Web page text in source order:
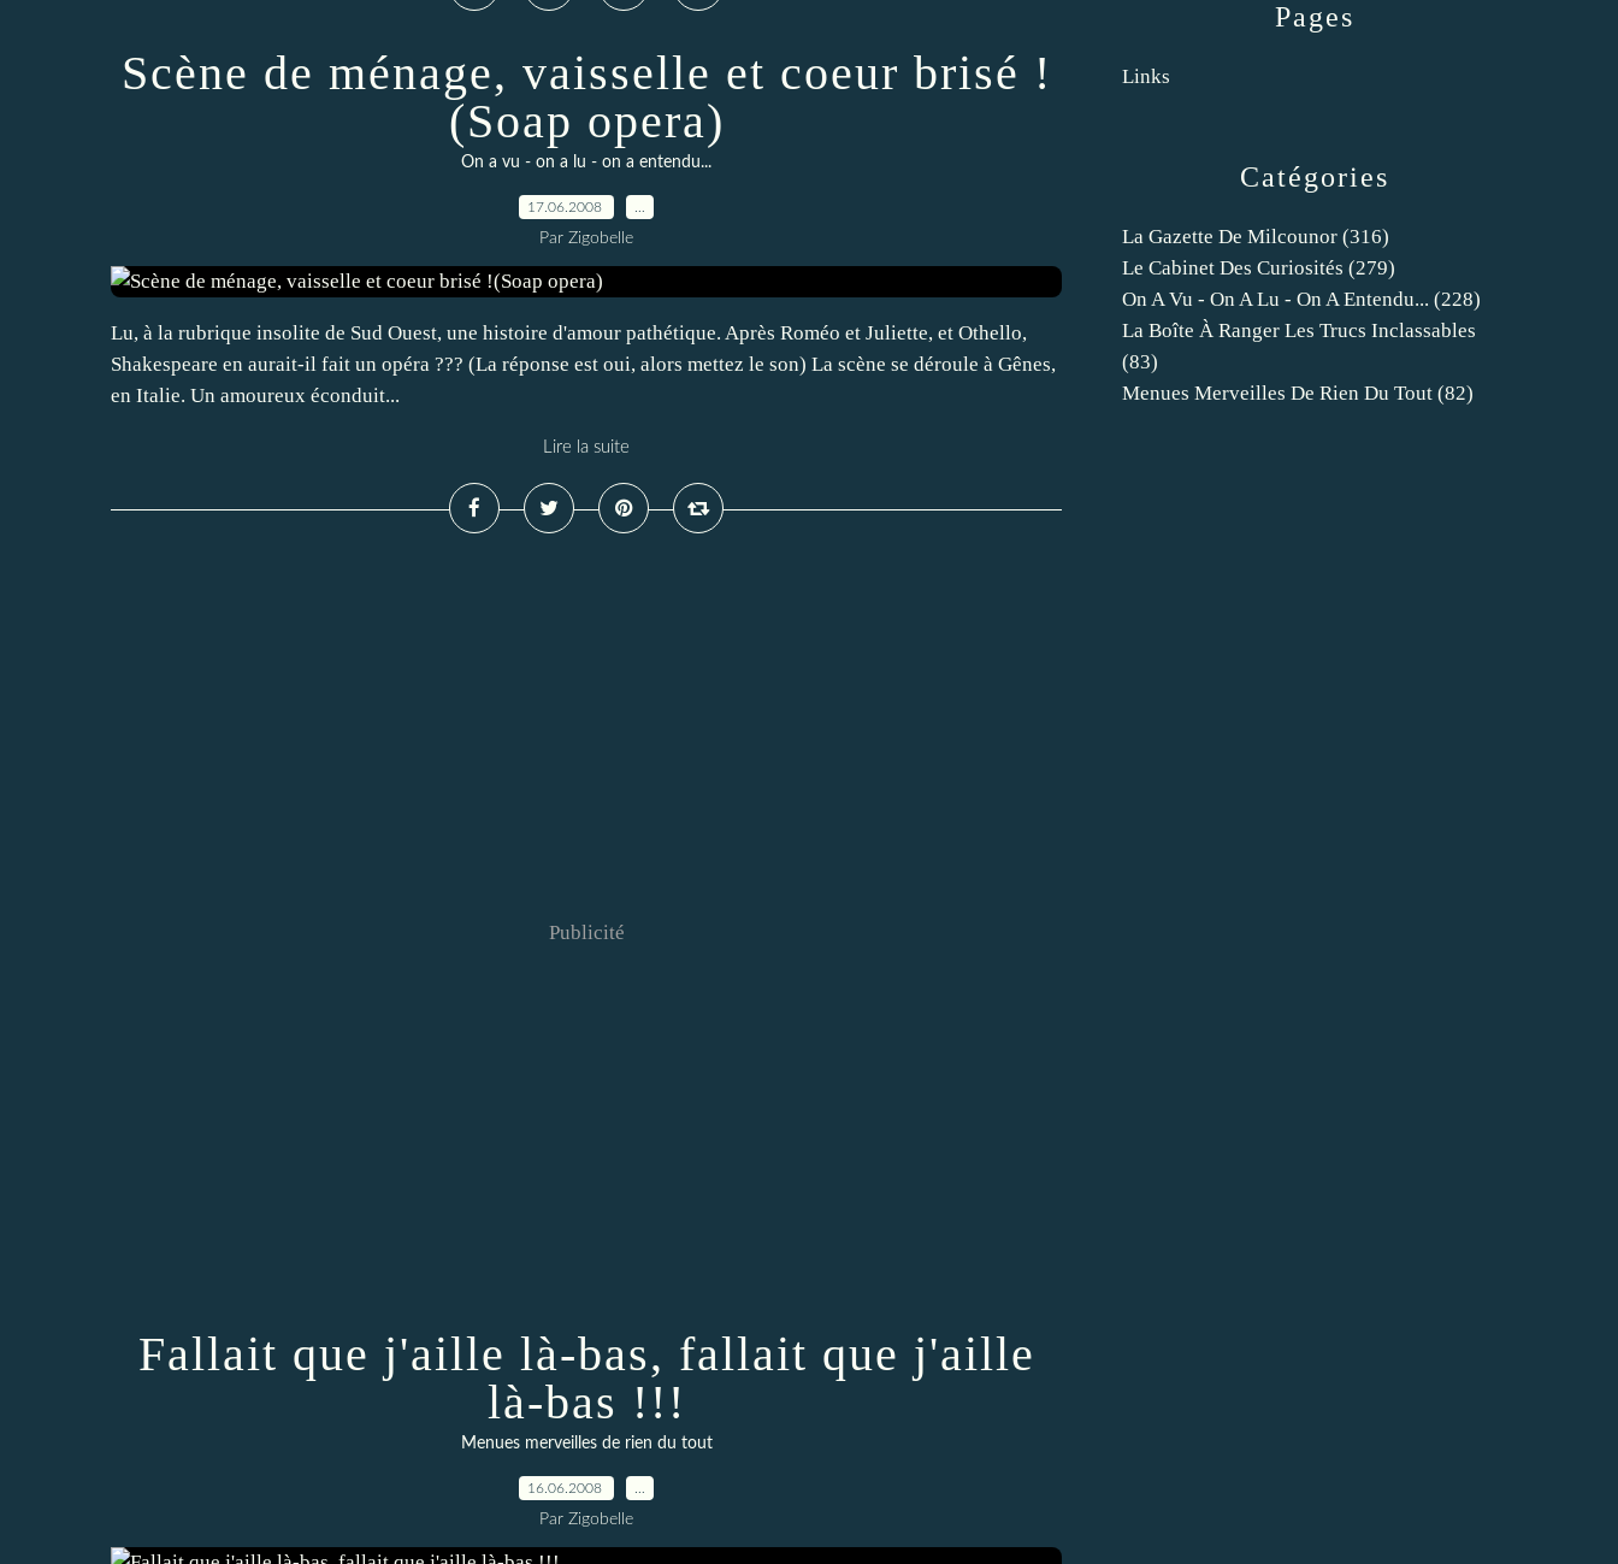
Scène de ménage, vaisselle et coeur brisé !
(Soap opera)
On a vu - on a lu - on a entendu...
17.06.2008
Par Zigobelle
Lu, à la rubrique insolite de Sud Ouest, une histoire d'amour pathétique. Après Roméo et Juliette, et Othello,
Shakespeare en aurait-il fait un opéra ??? (La réponse est oui, alors mettez le son) La scène se déroule à Gênes,
en Italie. Un amoureux éconduit...
Lire la suite
Publicité
Fallait que j'aille là-bas, fallait que j'aille
là-bas !!!
Menues merveilles de rien du tout
16.06.2008
Par Zigobelle
Catégories
La Gazette De Milcounor (316)
Le Cabinet Des Curiosités (279)
On A Vu - On A Lu - On A Entendu... (228)
La Boîte À Ranger Les Trucs Inclassables
(83)
Menues Merveilles De Rien Du Tout (82)
Pages
Links